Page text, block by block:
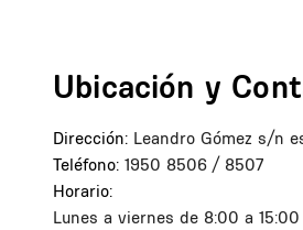
Ubicación y
Dirección: Leandro Gómez s/n
Teléfono: 1950 8506 / 8507
Horario:
Lunes a viernes de 8:00 a